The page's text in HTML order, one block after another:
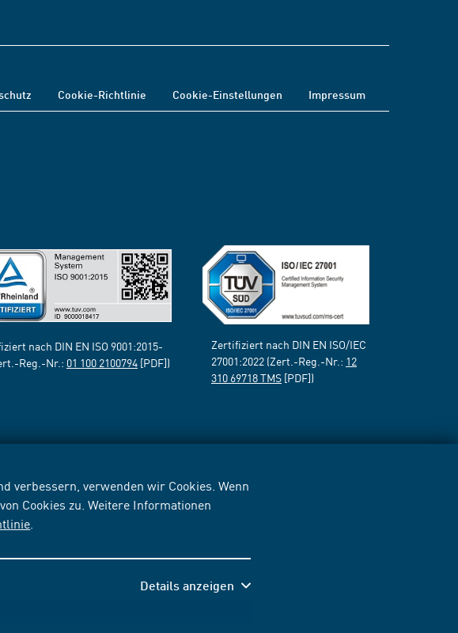
verbessern, verwenden wir Cookies. Wenn
Cookies zu. Weitere Informationen
Details anzeigen
Cookie-Richtlinie Cookie-Einstellungen Impressum
nach DIN EN ISO 9001:2015-
Reg.-Nr.: 01 100 2100794 [PDF])
Zertifiziert nach DIN EN ISO/IEC
27001:2022 (Zert.-Reg.-Nr.: 12
310 69718 TMS [PDF])